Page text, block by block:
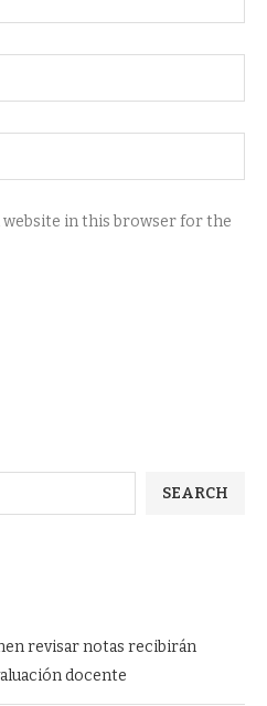
website in this browser for the
SEARCH
revisar notas recibirán
docente